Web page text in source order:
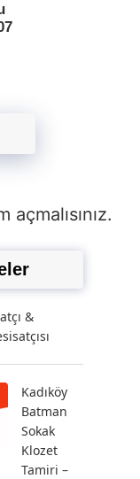
açmalısınız.
&
Kadıköy
Batman
Sokak
Klozet
Tamiri –